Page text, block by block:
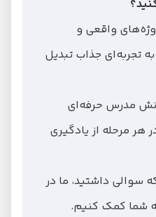
واقعی و
تجربه‌ای جذاب تبدیل
مدرس حرفه‌ای
هر مرحله از یادگیری
سوالی داشتید، ما در
شما کمک کنیم.